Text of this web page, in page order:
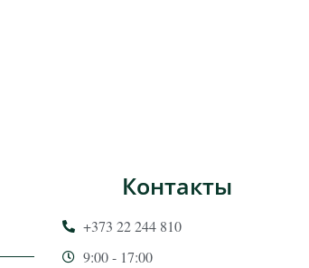
Контакты
+373 22 244 810
9:00 - 17:00